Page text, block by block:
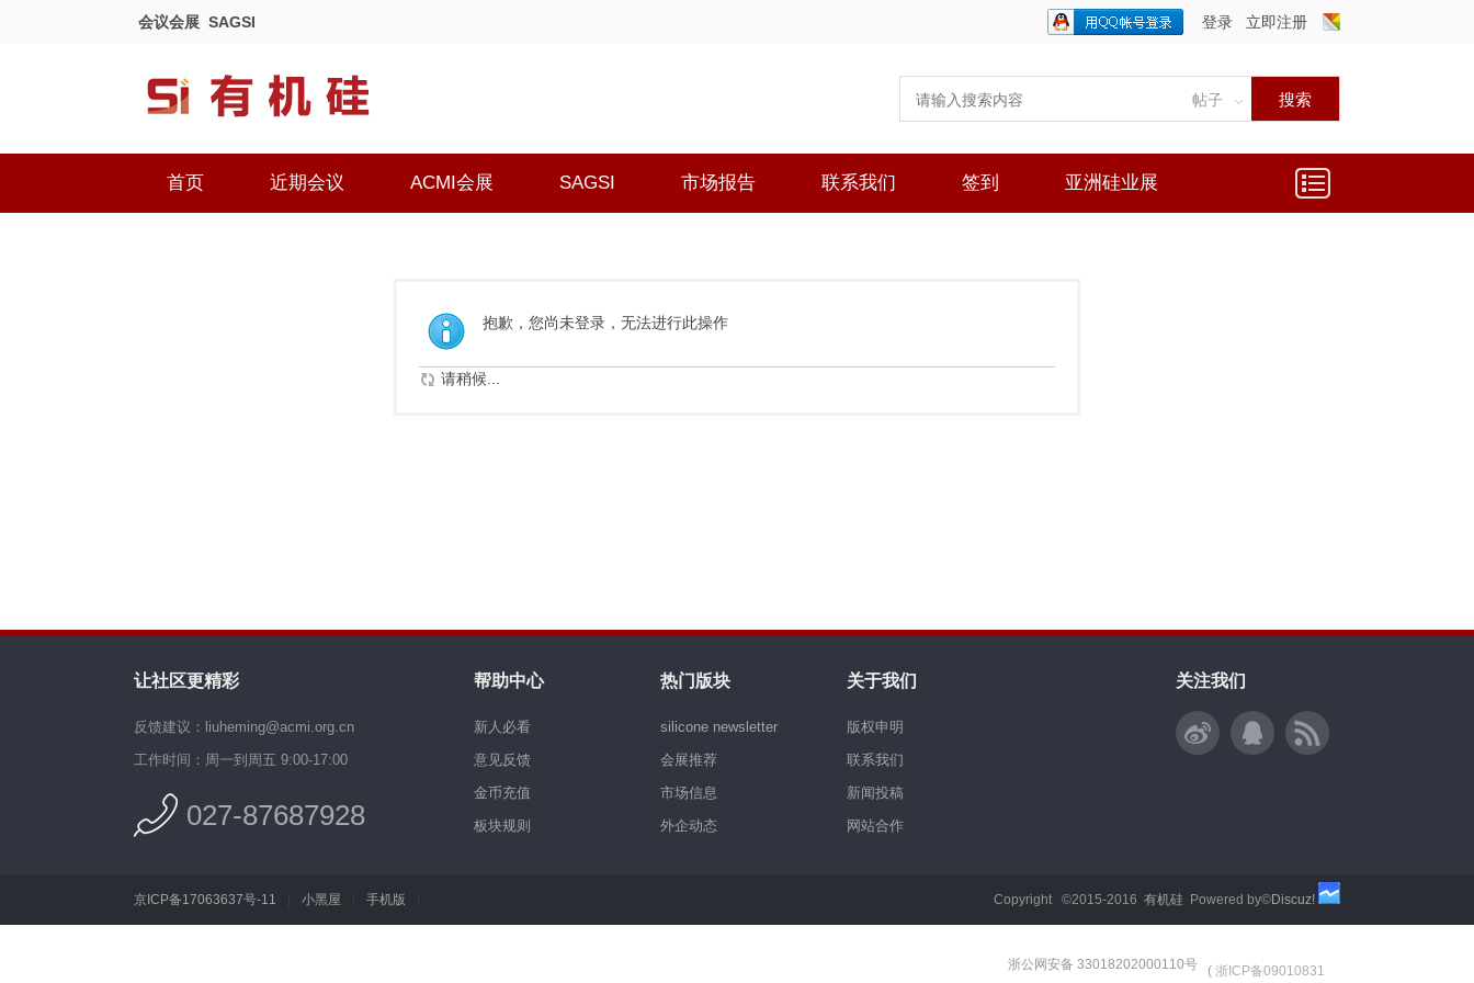
会议会展 SAGSI 登录
立即注册
帖子 搜索
首页 近期会议 ACMI会展 SAGSI 市场报告 联系我们 签到 亚洲硅业展
抱歉，您尚未登录，无法进行此操作
请稍候...
让社区更精彩
反馈建议：liuheming@acmi.org.cn
工作时间：周一到周五 9:00-17:00
027-87687928
帮助中心
新人必看
意见反馈
金币充值
板块规则
热门版块
silicone newsletter
会展推荐
市场信息
外企动态
关于我们
版权申明
联系我们
新闻投稿
网站合作
关注我们
京ICP备17063637号-11 小黑屋 手机版 Copyright ©2015-2016 有机硅 Powered by©Discuz!
浙公网安备 33018202000110号 ( 浙ICP备09010831